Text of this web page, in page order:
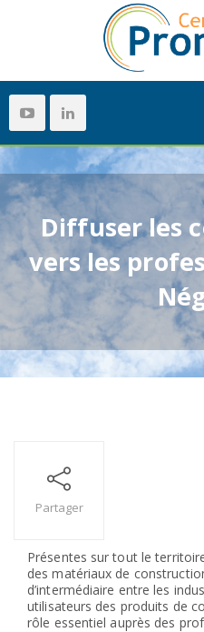
Diffuser les
vers les
Partager
Présentes sur tout le
des matériaux de
d’intermédiaire entre les
utilisateurs des produits de
rôle essentiel auprès des